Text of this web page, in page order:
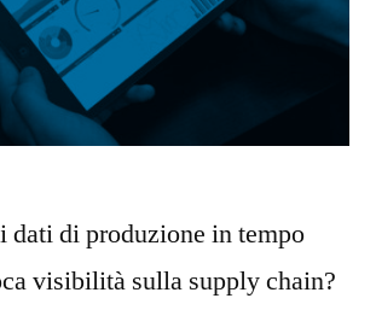
dati di produzione in tempo
visibilità sulla supply chain?